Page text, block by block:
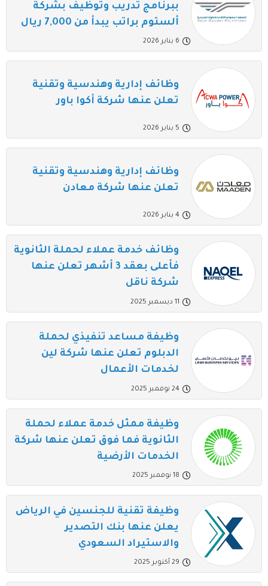
ببرنامج تدريب وتوظيف بشركة
ألستوم براتب يبدأ من 7,000 ريال
6 يناير 2026
وظائف إدارية وهندسية وتقنية
تعلن عنها شركة أكوا باور
5 يناير 2026
وظائف إدارية وهندسية وتقنية
تعلن عنها شركة معادن
4 يناير 2026
وظائف خدمة عملاء لحملة الثانوية
فأعلى بعقد 3 أشهر تعلن عنها
شركة ناقل
11 ديسمبر 2025
وظيفة مساعد تنفيذي لحملة
الدبلوم تعلن عنها شركة لين
لخدمات الأعمال
24 نوفمبر 2025
وظيفة ممثل خدمة عملاء لحملة
الثانوية فما فوق تعلن عنها شركة
الخدمات الأرضية
18 نوفمبر 2025
وظيفة تقنية للجنسين في الرياض
يعلن عنها بنك التصدير
والاستيراد السعودي
29 أكتوبر 2025